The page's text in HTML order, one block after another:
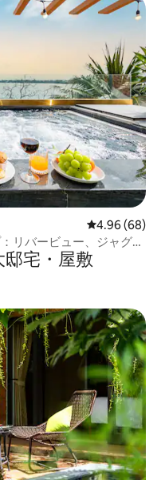
レビュー68件
4.96 (68)
リバービュー、ジャグジ
宅・屋敷